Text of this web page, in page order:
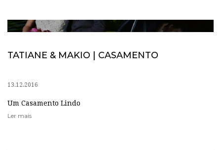
TATIANE & MAKIO | CASAMENTO
13.12.2016
Um Casamento Lindo
Ler mais